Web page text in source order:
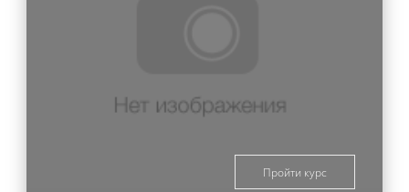
Пройти курс